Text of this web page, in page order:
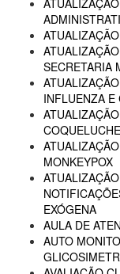
SECRETARIA
INFLUENZA E
COQUELUCHE
MONKEYPOX
EXÓGENA
AULA DE
AUTO